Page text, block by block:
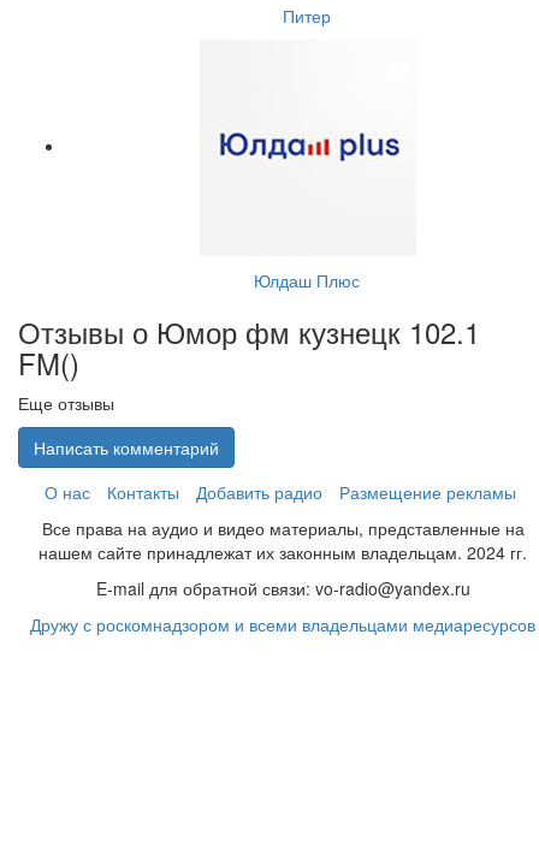
Питер
Юлдаш Плюс
Отзывы о Юмор фм кузнецк 102.1
FM()
Еще отзывы
Написать комментарий
О нас
Контакты Добавить радио
Размещение рекламы
Все права на аудио и видео материалы, представленные на
нашем сайте принадлежат их законным владельцам. 2024 гг.
E-mail для обратной связи: vo-radio@yandex.ru
Дружу с роскомнадзором и всеми владельцами медиаресурсов